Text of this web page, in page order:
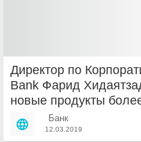
Директор по
Bank Фарид
новые продукты
традиционные бизнес
Банк
12.03.2019